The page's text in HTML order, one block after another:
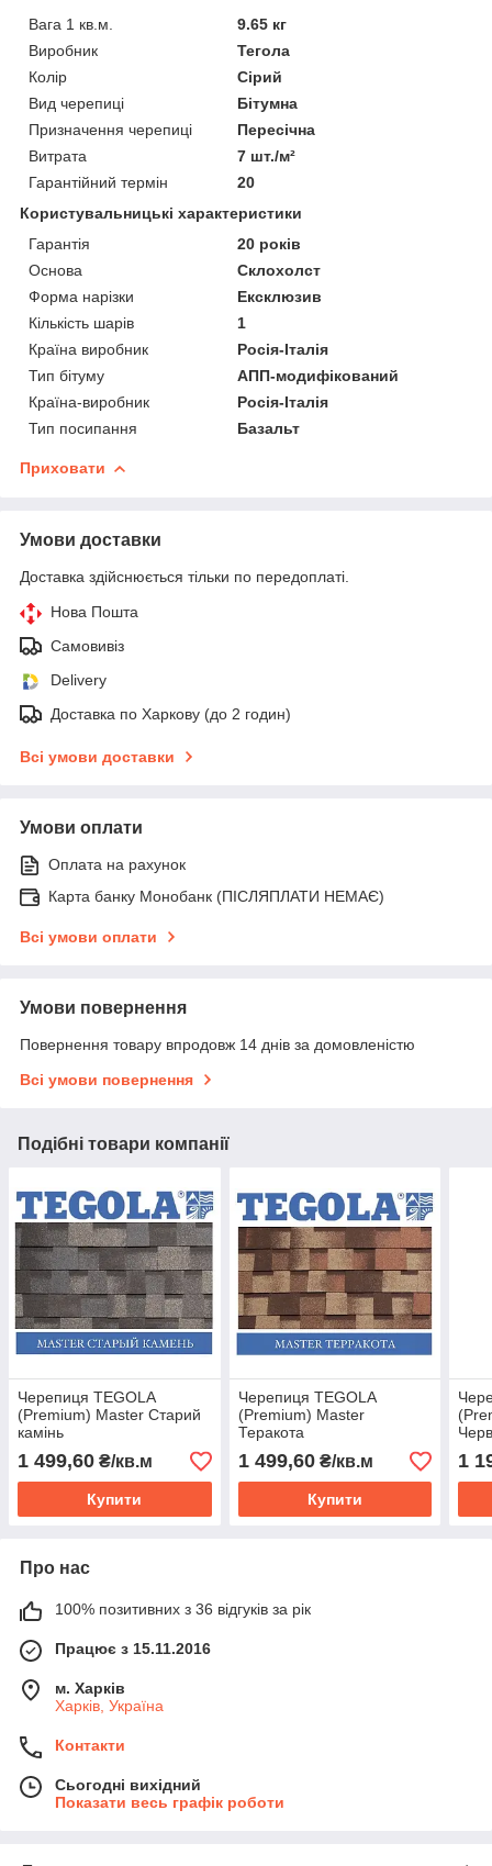
Вага 1 кв.м.
9.65 кг
Виробник
Тегола
Колір
Сірий
Вид черепиці
Бітумна
Призначення черепиці
Пересічна
Витрата
7 шт./м²
Гарантійний термін
20
Користувальницькі характеристики
Гарантія
20 років
Основа
Склохолст
Форма нарізки
Ексклюзив
Кількість шарів
1
Країна виробник
Росія-Італія
Тип бітуму
АПП-модифікований
Країна-виробник
Росія-Італія
Тип посипання
Базальт
Приховати
Умови доставки
Доставка здійснюється тільки по передоплаті.
Нова Пошта
Самовивіз
Delivery
Доставка по Харкову (до 2 годин)
Всі умови доставки
Умови оплати
Оплата на рахунок
Карта банку Монобанк (ПІСЛЯПЛАТИ НЕМАЄ)
Всі умови оплати
Умови повернення
Повернення товару впродовж 14 днів за домовленістю
Всі умови повернення
Подібні товари компанії
Черепиця TEGOLA
(Premium) Master Старий
камінь
1 499,60 ₴/кв.м
Купити
Черепиця TEGOLA
(Premium) Master
Теракота
1 499,60₴/кв.м
Купити
1
Про нас
100% позитивних з 36 відгуків за рік
Працює з 15.11.2016
м. Харків
Харків, Україна
Контакти
Сьогодні вихідний
Показати весь графік роботи